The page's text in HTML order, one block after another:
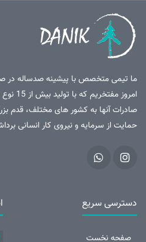
ما تیمی متخصص با پیشینه صدساله در
امروز
صادرات آنها به کشور های مختلف، قدم
حمایت از سرمایه و نیروی کار انسانی
دسترسی سریع
صفحه نخست